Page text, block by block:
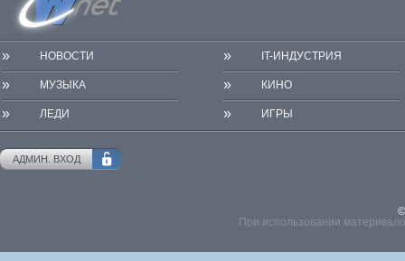
» НОВОСТИ » IT-ИНДУСТРИЯ
» МУЗЫКА » КИНО
» ЛЕДИ » ИГРЫ
АДМИН. ВХОД
При использовании